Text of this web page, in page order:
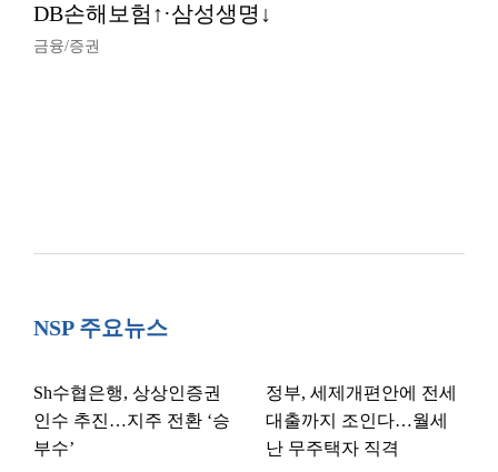
DB손해보험↑·삼성생명↓
금융/증권
NSP 주요뉴스
Sh수협은행, 상상인증권
인수 추진…지주 전환 ‘승
부수’
정부, 세제개편안에 전세
대출까지 조인다…월세
난 무주택자 직격